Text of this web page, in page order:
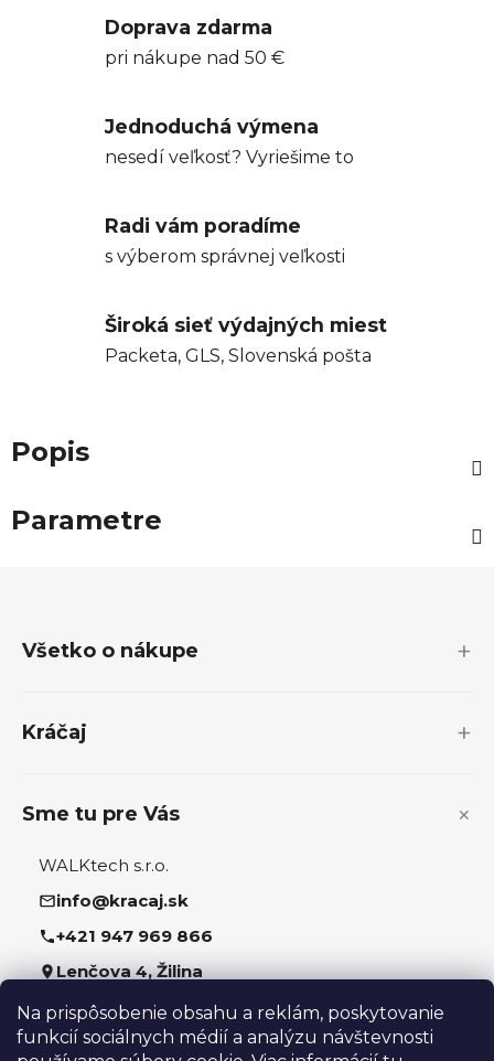
Na prispôsobenie obsahu a reklám, poskytovanie
funkcií sociálnych médií a analýzu návštevnosti
Doprava zdarma
pri nákupe nad 50 €
Jednoduchá výmena
nesedí veľkosť? Vyriešime to
Radi vám poradíme
s výberom správnej veľkosti
Široká sieť výdajných miest
Packeta, GLS, Slovenská pošta
Popis
Parametre
Všetko o nákupe
Kráčaj
Sme tu pre Vás
WALKtech s.r.o.
info@kracaj.sk
+421 947 969 866
Lenčova 4, Žilina
Sledujte nás